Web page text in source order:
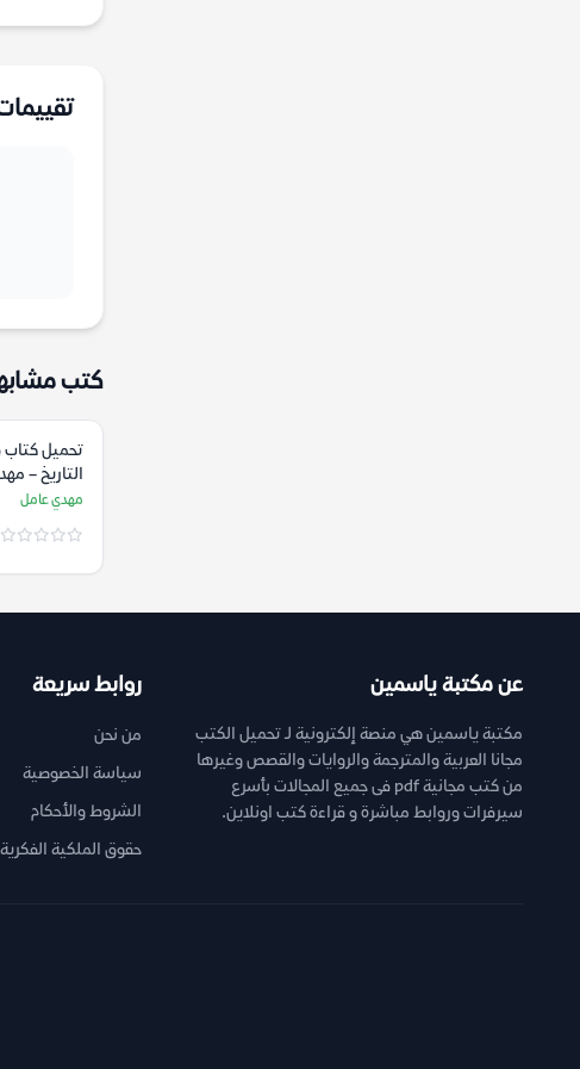
كتب
تحميل
التاريخ –
مهدي عامل
عن مكتبة ياسمين
مكتبة ياسمين هي منصة إلكترونية لـ تحميل الكتب
مجانا العربية والمترجمة والروايات والقصص وغيرها
من كتب مجانية pdf فى جميع المجالات بأسرع
سيرفرات وروابط مباشرة و قراءة كتب اونلاين.
روابط سريعة
من نحن
سياسة الخصوصية
الشروط والأحكام
حقوق الملكية الفكرية